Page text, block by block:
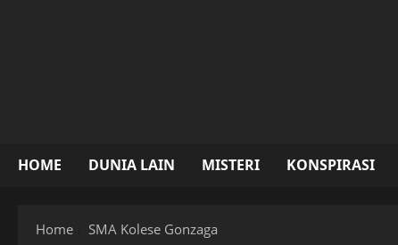
HOME DUNIA LAIN MISTERI KONSPIRASI
Home SMA Kolese Gonzaga